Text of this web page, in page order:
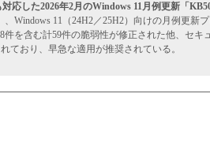
応した2026年2月のWindows 11月例更新「
Windows 11（24H2／25H2）向けの月例更新
件を含む計59件の脆弱性が修正された他、セキ
ており、早急な適用が推奨されている。